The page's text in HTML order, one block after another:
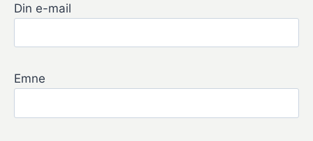
Din e-mail
Emne